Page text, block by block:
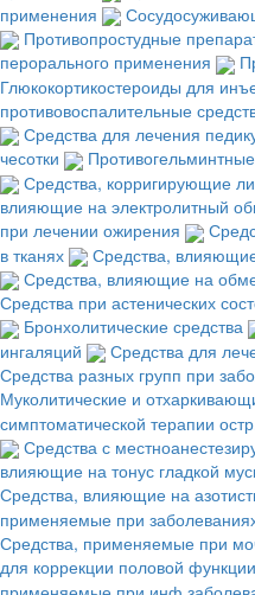
применения
Противопростудные
перорального применения
Глюкокортикостероиды для
противовоспалительные
Средства для лечения
чесотки
Средства, корригирующие
влияющие на электролитный
при лечении ожирения
в тканях
Средства,
Средства, влияющие на
Средства при астенических
Бронхолитические средства
ингаляций
Средства для
Средства разных групп при
Муколитические и
симптоматической терапии
Средства с
влияющие на тонус гладкой
Средства, влияющие на
применяемые при
Средства, применяемые при
для коррекции половой